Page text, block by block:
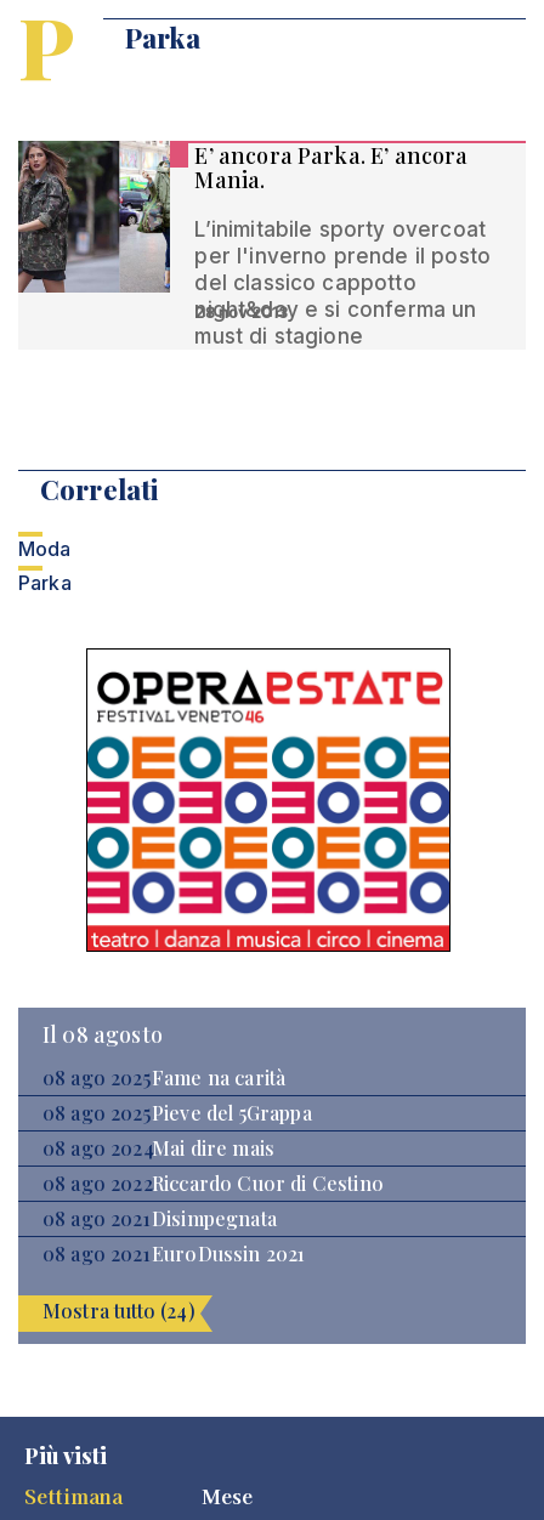
P Parka
E’ ancora Parka. E’ ancora
Mania.
L’inimitabile sporty overcoat
per l'inverno prende il posto
del classico cappotto
night&day e si conferma un
must di stagione
28 nov 2013
Correlati
Moda
Parka
Il 08 agosto
08 ago 2025Fame na carità
08 ago 2025Pieve del 5Grappa
08 ago 2024Mai dire mais
08 ago 2022Riccardo Cuor di Cestino
08 ago 2021Disimpegnata
08 ago 2021EuroDussin 2021
Mostra tutto (24)
Più visti
Settimana
Mese